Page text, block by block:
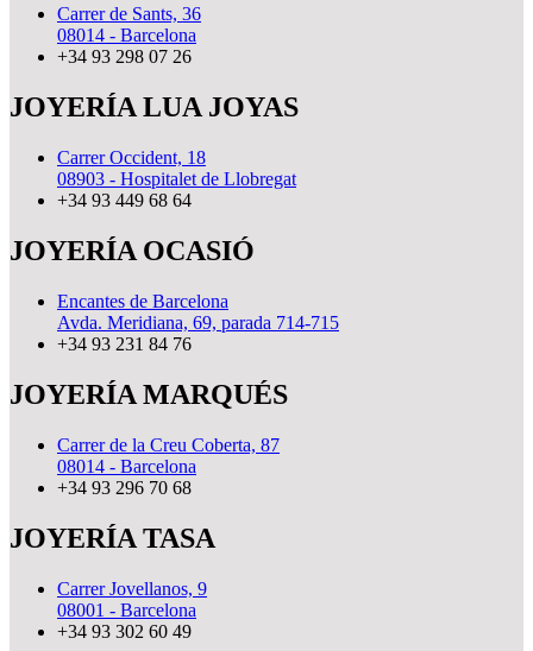
Carrer de Sants, 36
08014 - Barcelona
+34 93 298 07 26
JOYERÍA LUA JOYAS
Carrer Occident, 18
08903 - Hospitalet de Llobregat
+34 93 449 68 64
JOYERÍA OCASIÓ
Encantes de Barcelona
Avda. Meridiana, 69, parada 714-715
+34 93 231 84 76
JOYERÍA MARQUÉS
Carrer de la Creu Coberta, 87
08014 - Barcelona
+34 93 296 70 68
JOYERÍA TASA
Carrer Jovellanos, 9
08001 - Barcelona
+34 93 302 60 49